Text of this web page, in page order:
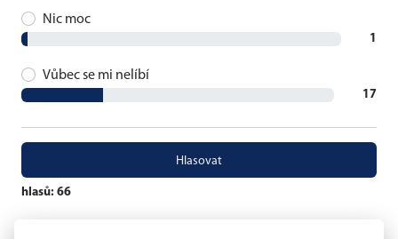
Nic moc
1
Vůbec se mi nelíbí
17
hlasů: 66